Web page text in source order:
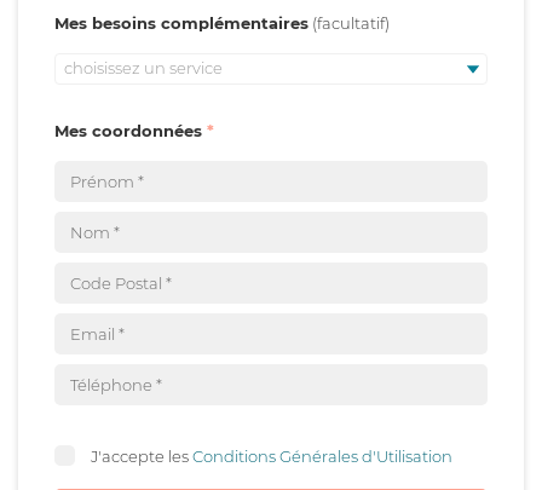
Mes besoins complémentaires
choisissez un service
Mes coordonnées
J'accepte lesConditions Générales d'Utilisation